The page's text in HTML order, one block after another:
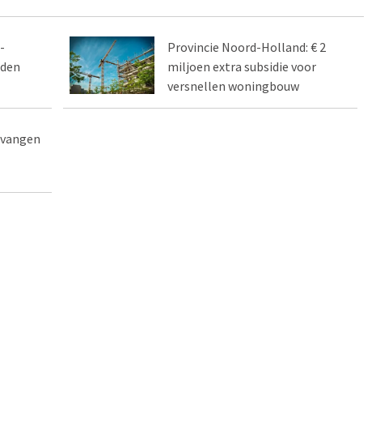
Provincie Noord-Holland: € 2
miljoen extra subsidie voor
versnellen woningbouw